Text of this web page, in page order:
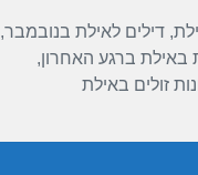
,דילים לאילת בנובמבר,
באילת ברגע האחרון,
זולים באילת